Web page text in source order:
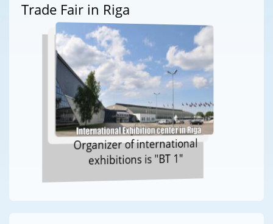
Trade Fair in Riga
Organizer of international
exhibitions is "BT 1"